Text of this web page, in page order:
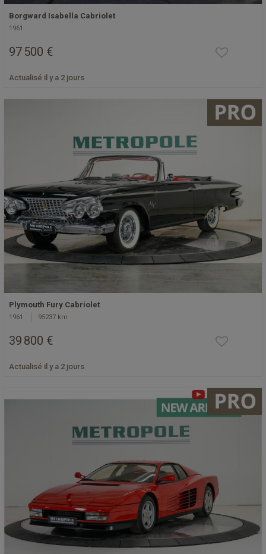
Borgward Isabella Cabriolet
1961
97 500 €
Actualisé il y a 2 jours
Plymouth Fury Cabriolet
1961 95237 km
39 800 €
Actualisé il y a 2 jours